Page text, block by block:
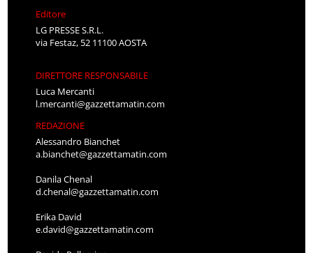
Editore
LG PRESSE S.R.L.
via Festaz, 52 11100 AOSTA
DIRETTORE RESPONSABILE
Luca Mercanti
l.mercanti@gazzettamatin.com
REDAZIONE
Alessandro Bianchet
a.bianchet@gazzettamatin.com
Danila Chenal
d.chenal@gazzettamatin.com
Erika David
e.david@gazzettamatin.com